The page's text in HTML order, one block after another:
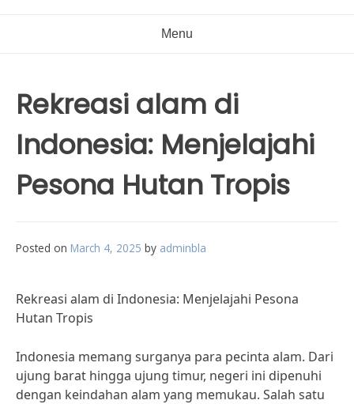
Menu
Rekreasi alam di
Indonesia: Menjelajahi
Pesona Hutan Tropis
Posted on March 4, 2025 by adminbla
Rekreasi alam di Indonesia: Menjelajahi Pesona
Hutan Tropis
Indonesia memang surganya para pecinta alam. Dari
ujung barat hingga ujung timur, negeri ini dipenuhi
dengan keindahan alam yang memukau. Salah satu